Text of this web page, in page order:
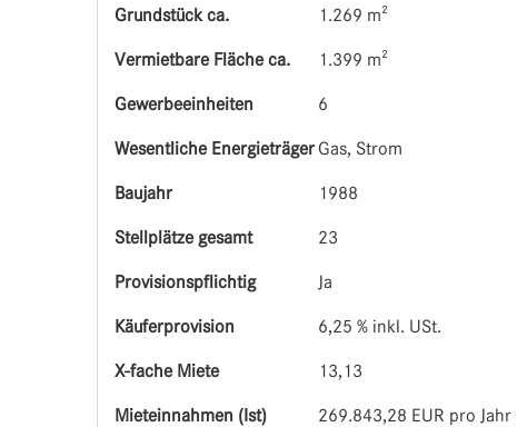
Grund­stück ca. 1.269 m²
Vermietbare Fläche ca. 1.399 m²
Gewerbeeinheiten 6
Wesentliche EnergieträgerGas, Strom
Baujahr 1988
Stellplätze gesamt 23
Provisionspflichtig Ja
Käufer­provision 6,25 % inkl. USt.
X-fache Miete 13,13
Mieteinnahmen (Ist) 269.843,28 EUR pro Jahr